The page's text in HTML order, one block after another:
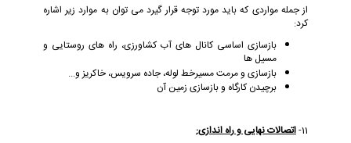
از جمله مواردی که باید مورد توجه قرار گیرد می توان به موارد زیر اشاره
کرد:
بازسازی اساسی کانال های آب کشاورزی، راه های روستایی و
مسیل ها
بازسازی و مرمت مسیرخط لوله، جاده سرویس، خاکریز و...
برچیدن کارگاه و بازسازی زمین آن
11- اتصالات نهایی و راه اندازی: